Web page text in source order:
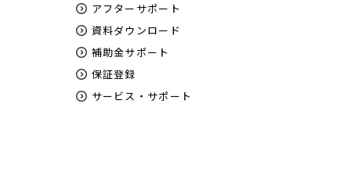
アフターサポート
資料ダウンロード
補助金サポート
保証登録
サービス・サポート